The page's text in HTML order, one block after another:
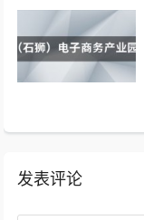
发表评论